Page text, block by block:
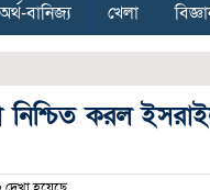
অর্থ-বানিজ্য খেলা
নিশ্চিত করল